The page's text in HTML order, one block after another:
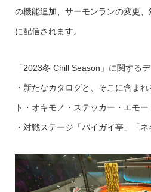
の機能追加、サーモンランの変更
に配信されます。
「2023冬 Chill Season」に関する
・新たなカタログと、そこに含ま
ト・オキモノ・ステッカー・エモー
・対戦ステージ「バイガイ亭」「ネ